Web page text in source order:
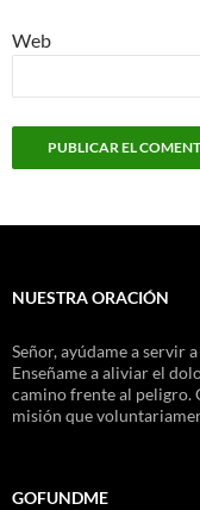
Web
NUESTRA ORACIÓN
Señor, ayúdame a servir
Enseñame a aliviar el
camino frente al peligro.
misión que
GOFUNDME